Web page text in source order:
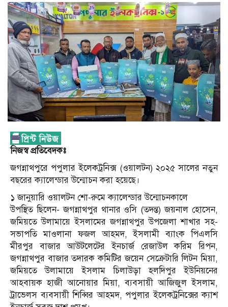
নিজস্ব প্রতিবেদকঃ
জগন্নাথপুরে পপুলার ইলেকট্রনিক্স (ওয়ালটন) ২০২৫ সালের নতুন
বছরের ক্যালেন্ডার উন্মোচন করা হয়েছে।
১ জানুয়ারি ওয়ালটন শো-রুমে ক্যালেন্ডার উন্মোচনকালে
উপস্থিত ছিলেন- জগন্নাথপুর থানার ওসি (তদন্ত) জয়নাল হোসেন,
জমিয়তে উলামায়ে ইসলামের জগন্নাথপুর উপজেলা শাখার সহ-
সভাপতি মাওলানা ফজল আহমদ, ইসলামী ব্যাংক পিএলসি
মীরপুর বাজার আউটলেটের ইনচার্জ রেজাউল করিম রিপন,
জগন্নাথপুর বাজার তদারক কমিটির জয়েন সেক্রেটারি লিটন মিয়া,
জমিয়তে উলামায়ে ইসলাম চিলাউড়া হলদিপুর ইউনিয়নের
আহবায়ক হাজী আনোয়ার মিয়া, ব্যবসায়ী আজিজুল ইসলাম,
ট্রাভেলস ব্যবসায়ী শিব্বির আহমদ, পপুলার ইলেকট্রনিক্সের ক্যাশ